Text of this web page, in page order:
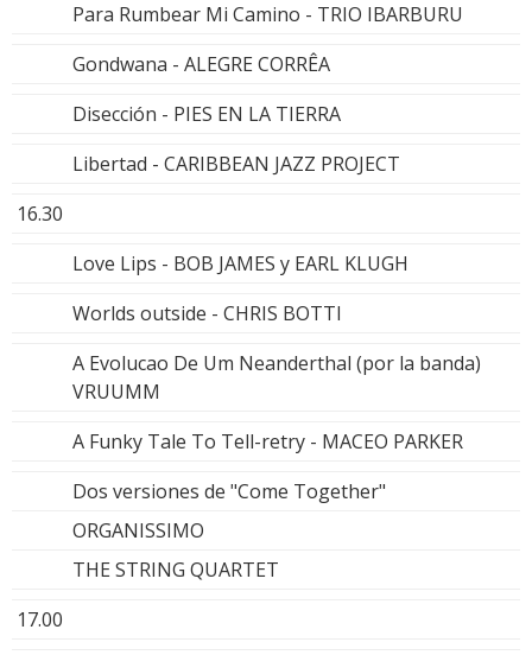
Para Rumbear Mi Camino - TRIO IBARBURU
Gondwana - ALEGRE CORRÊA
Disección - PIES EN LA TIERRA
Libertad - CARIBBEAN JAZZ PROJECT
16.30
Love Lips - BOB JAMES y EARL KLUGH
Worlds outside - CHRIS BOTTI
A Evolucao De Um Neanderthal (por la banda)
VRUUMM
A Funky Tale To Tell-retry - MACEO PARKER
Dos versiones de "Come Together"
ORGANISSIMO
THE STRING QUARTET
17.00